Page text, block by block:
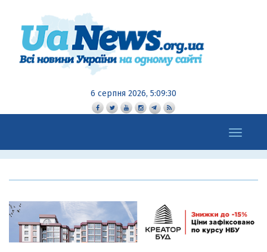
6 серпня 2026, 5:09:31
Toggle
navigation